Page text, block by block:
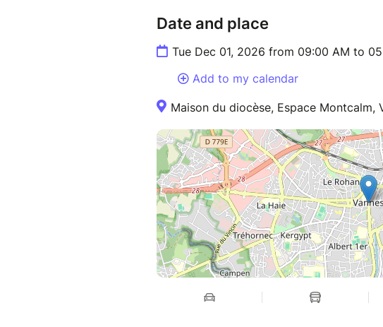
Date and place
Tue Dec 01, 2026 from 09:00 AM to
Add to my calendar
Maison du diocèse, Espace Montcalm,